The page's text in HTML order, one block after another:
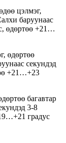
цэлмэг,
баруунаас
өдөртөө +21…
өдөртөө
секундэд
+21…+23
багавтар
3-8
градус